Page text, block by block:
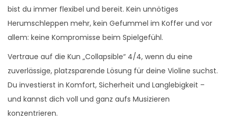
bist du immer flexibel und bereit. Kein unnötiges
Herumschleppen mehr, kein Gefummel im Koffer und vor
allem: keine Kompromisse beim Spielgefühl.
Vertraue auf die Kun „Collapsible“ 4/4, wenn du eine
zuverlässige, platzsparende Lösung für deine Violine suchst.
Du investierst in Komfort, Sicherheit und Langlebigkeit –
und kannst dich voll und ganz aufs Musizieren
konzentrieren.